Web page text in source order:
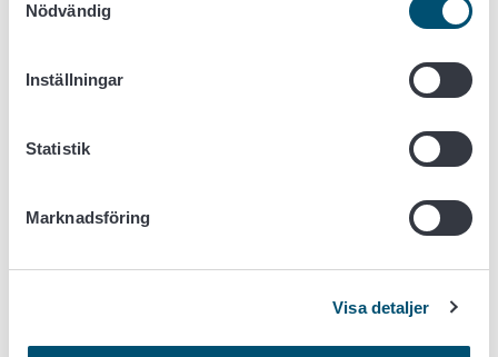
Nödvändig
Inställningar
Statistik
Marknadsföring
Visa detaljer
kalkningsmedel, jordförbättringsmedel, gödslade
kemiska analyser både analyser av organismer och
föroreningar.